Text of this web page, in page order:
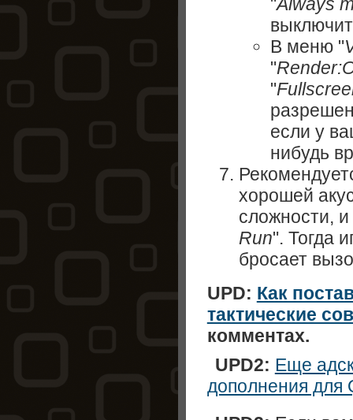
В меню "
"
"
если у
нибудь
хорошей
сложности,
Run". Тогда
бросает
UPD: Как
тактические
комментах.
UPD2: Еще
дополнения для